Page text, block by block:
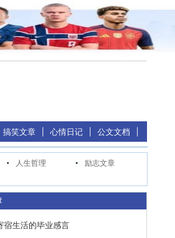
搞笑文章 心情日记 公文文档
人生哲理
励志文章
宿生活的毕业感言